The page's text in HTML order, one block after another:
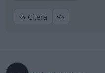
Citera